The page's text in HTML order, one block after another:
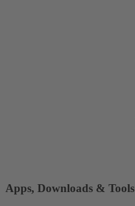
Apps, Downloads & Tools